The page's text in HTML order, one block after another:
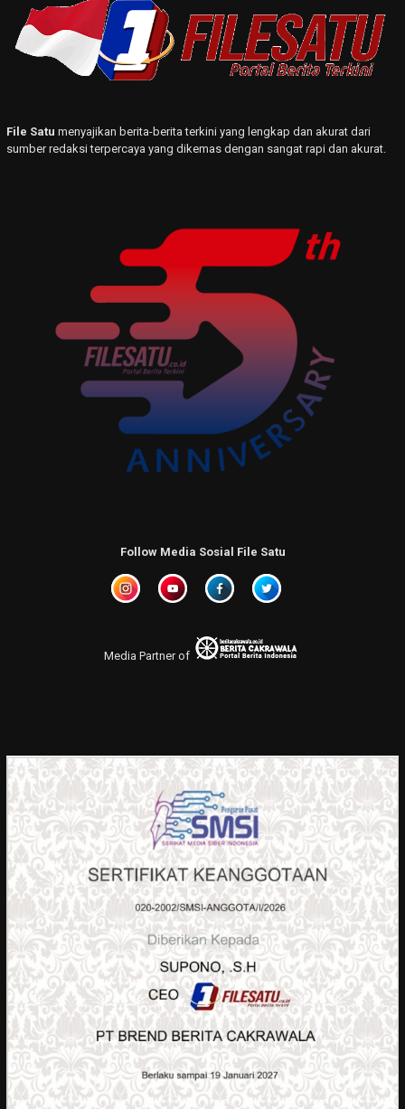
File Satu menyajikan berita-berita terkini yang lengkap dan akurat dari
sumber redaksi terpercaya yang dikemas dengan sangat rapi dan akurat.
Follow Media Sosial File Satu
Media Partner of